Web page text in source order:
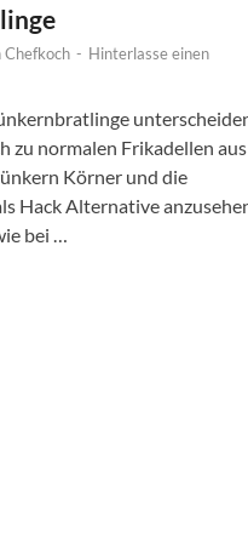
Chefkoch - Hinterlasse einen
zu normalen Frikadellen aus
Körner und die
Hack Alternative
bei …